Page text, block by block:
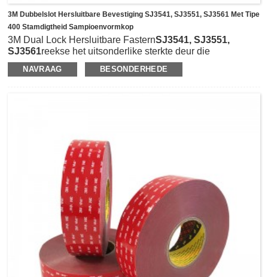
3M Dubbelslot Hersluitbare Bevestiging SJ3541, SJ3551, SJ3561 Met Tipe
400 Stamdigtheid Sampioenvormkop
3M Dual Lock Hersluitbare FasternSJ3541, SJ3551,
SJ3561reekse het uitsonderlike sterkte deur die
ineenlopende sampioenvormige koppe (400 stamdigtheid
per vierkante duim).Hulle kan tot 5X die treksterkte van
met sintetiese rubber-gebaseerde gom, en SJ3551 is met
wit akriel skuim gom, terwyl SJ3561 is in duidelike akriel
gom wat goed bind aan 'n verskeidenheid van substrate
insluitend metale, glas en plastiek soos akriel,
polikarbonaat en ABS.
NAVRAAG BESONDERHEDE